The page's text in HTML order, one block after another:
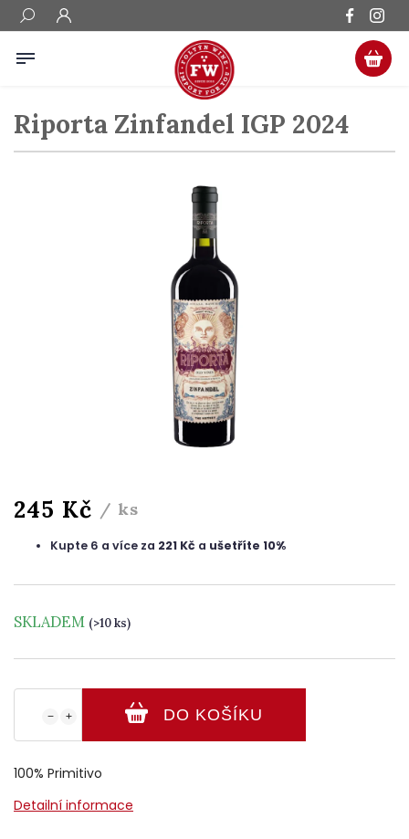
Riporta Zinfandel IGP 2024
245 Kč / ks
Kupte 6 a více za 221 Kč a ušetříte 10%
SKLADEM (>10 ks)
+
− DO KOŠÍKU
100% Primitivo
Detailní informace